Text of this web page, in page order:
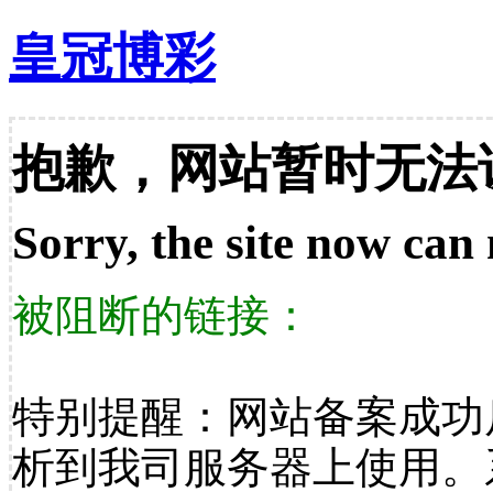
皇冠博彩
抱歉，网站暂时无法
Sorry, the site now can
被阻断的链接：
特别提醒：网站备案成
析到我司服务器上使用